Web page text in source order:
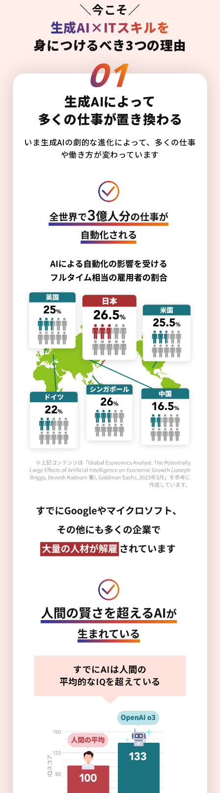
＼今こそ／
生成AI×ITスキルを
身につけるべき3つの理由
生成AIによって
多くの仕事が置き換わる
いま生成AIの劇的な進化によって、多くの仕事
や働き方が変わっています
すでにAIは人間の
平均的なIQを超えている